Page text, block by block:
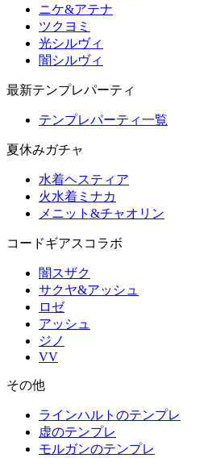
ニケ&アテナ
ツクヨミ
光シルヴィ
闇シルヴィ
最新テンプレパーティ
テンプレパーティ一覧
夏休みガチャ
水着ヘスティア
火水着ミナカ
メニット&チャオリン
コードギアスコラボ
闇スザク
サクヤ&アッシュ
ロゼ
アッシュ
ジノ
VV
その他
ラインハルトのテンプレ
虚のテンプレ
モルガンのテンプレ